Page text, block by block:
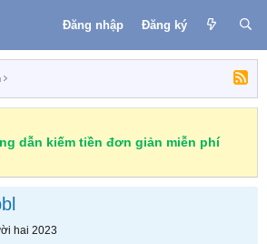
Đăng nhập Đăng ký
dẫn kiếm tiền đơn giản miễn phí
hai 2023